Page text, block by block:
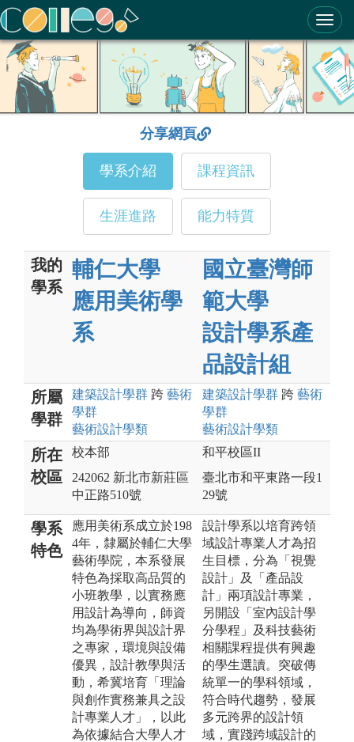
ColleGo! 大學選才與高中育才輔助系統
分享網頁
學系介紹 課程資訊
生涯進路 能力特質
我的
學系
輔仁大學
應用美術學
系
國立臺灣師
範大學
設計學系產
品設計組
所屬
學群
建築設計學群 跨 藝術
學群
藝術設計學類
建築設計學群 跨 藝術
學群
藝術設計學類
所在
校區
校本部
242062 新北市新莊區
中正路510號
和平校區II
臺北市和平東路一段1
29號
學系
特色
應用美術系成立於198
4年，隸屬於輔仁大學
藝術學院，本系發展
特色為採取高品質的
小班教學，以實務應
用設計為導向，師資
均為學術界與設計界
之專家，環境與設備
優異，設計教學與活
動，希冀培育「理論
與創作實務兼具之設
計專業人才」，以此
為依據結合大學人才
設計學系以培育跨領
域設計專業人才為招
生目標，分為「視覺
設計」及「產品設
計」兩項設計專業，
另開設「室內設計學
分學程」及科技藝術
相關課程提供有興趣
的學生選讀。突破傳
統單一的學科領域，
符合時代趨勢，發展
多元跨界的設計領
域，實踐跨域設計的